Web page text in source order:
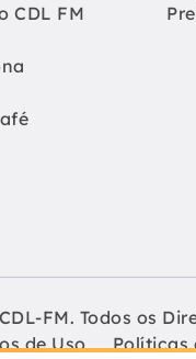
CDL FM
FM. Todos os
de Uso
Políticas